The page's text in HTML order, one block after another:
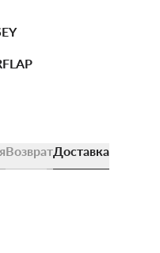
ВозвратДоставка